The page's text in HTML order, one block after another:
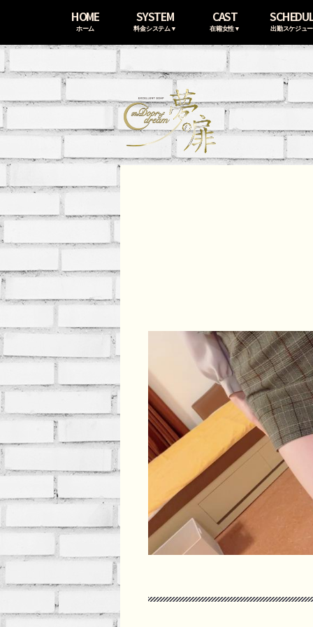
HOME
ホーム
SYSTEM
料金システム▼
CAST
在籍女性▼ 出勤スケジュ